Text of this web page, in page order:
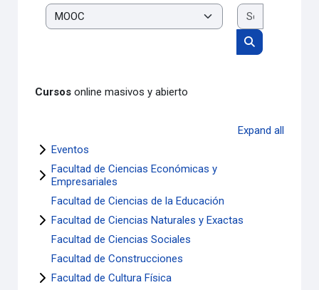
Course categories
Search
Cursos online masivos y abierto
Expand all
Eventos
Facultad de Ciencias Económicas y
Empresariales
Facultad de Ciencias de la Educación
Facultad de Ciencias Naturales y Exactas
Facultad de Ciencias Sociales
Facultad de Construcciones
Facultad de Cultura Física